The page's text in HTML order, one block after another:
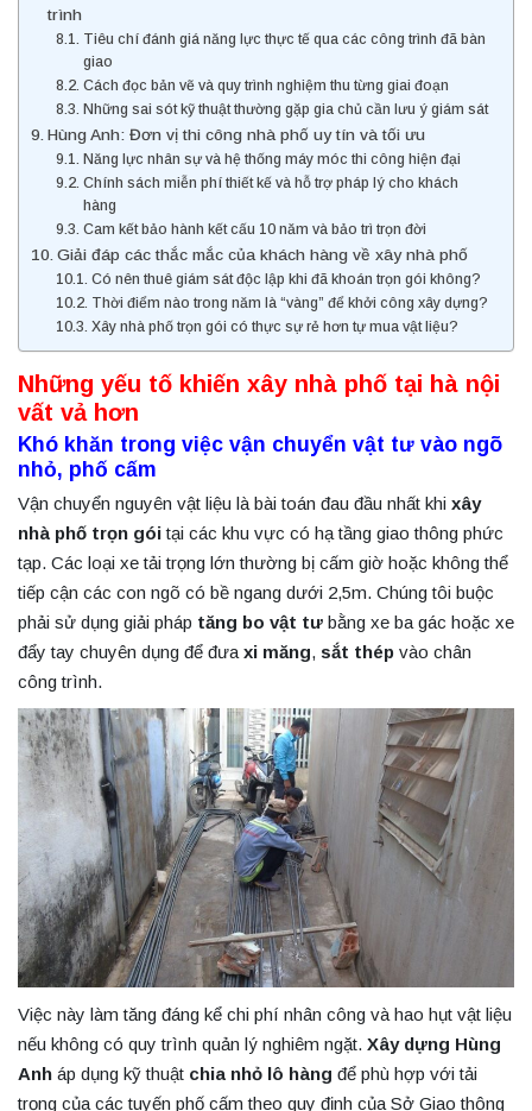
trình
Tiêu chí đánh giá năng lực thực tế qua các công trình đã bàn
giao
Cách đọc bản vẽ và quy trình nghiệm thu từng giai đoạn
Những sai sót kỹ thuật thường gặp gia chủ cần lưu ý giám sát
Hùng Anh: Đơn vị thi công nhà phố uy tín và tối ưu
Năng lực nhân sự và hệ thống máy móc thi công hiện đại
Chính sách miễn phí thiết kế và hỗ trợ pháp lý cho khách
hàng
Cam kết bảo hành kết cấu 10 năm và bảo trì trọn đời
Giải đáp các thắc mắc của khách hàng về xây nhà phố
Có nên thuê giám sát độc lập khi đã khoán trọn gói không?
Thời điểm nào trong năm là “vàng” để khởi công xây dựng?
Xây nhà phố trọn gói có thực sự rẻ hơn tự mua vật liệu?
Những yếu tố khiến xây nhà phố tại hà nội
vất vả hơn
Khó khăn trong việc vận chuyển vật tư vào ngõ
nhỏ, phố cấm
Vận chuyển nguyên vật liệu là bài toán đau đầu nhất khi xây
nhà phố trọn góitại các khu vực có hạ tầng giao thông phức
tạp. Các loại xe tải trọng lớn thường bị cấm giờ hoặc không thể
tiếp cận các con ngõ có bề ngang dưới 2,5m. Chúng tôi buộc
phải sử dụng giải pháp tăng bo vật tư bằng xe ba gác hoặc xe
đẩy tay chuyên dụng để đưa xi măng, sắt thép vào chân
công trình.
Việc này làm tăng đáng kể chi phí nhân công và hao hụt vật liệu
nếu không có quy trình quản lý nghiêm ngặt. Xây dựng Hùng
Anh áp dụng kỹ thuật chia nhỏ lô hàng để phù hợp với tải
trọng của các tuyến phố cấm theo quy định của Sở Giao thông